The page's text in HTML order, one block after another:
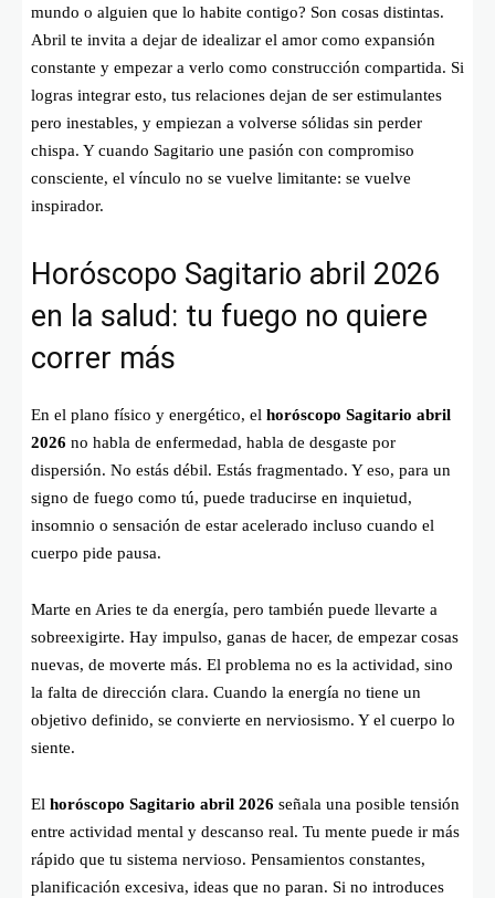
mundo o alguien que lo habite contigo? Son cosas distintas.
Abril te invita a dejar de idealizar el amor como expansión
constante y empezar a verlo como construcción compartida. Si
logras integrar esto, tus relaciones dejan de ser estimulantes
pero inestables, y empiezan a volverse sólidas sin perder
chispa. Y cuando Sagitario une pasión con compromiso
consciente, el vínculo no se vuelve limitante: se vuelve
inspirador.
Horóscopo Sagitario abril 2026
en la salud: tu fuego no quiere
correr más
En el plano físico y energético, el horóscopo Sagitario abril
2026 no habla de enfermedad, habla de desgaste por
dispersión. No estás débil. Estás fragmentado. Y eso, para un
signo de fuego como tú, puede traducirse en inquietud,
insomnio o sensación de estar acelerado incluso cuando el
cuerpo pide pausa.
Marte en Aries te da energía, pero también puede llevarte a
sobreexigirte. Hay impulso, ganas de hacer, de empezar cosas
nuevas, de moverte más. El problema no es la actividad, sino
la falta de dirección clara. Cuando la energía no tiene un
objetivo definido, se convierte en nerviosismo. Y el cuerpo lo
siente.
El horóscopo Sagitario abril 2026 señala una posible tensión
entre actividad mental y descanso real. Tu mente puede ir más
rápido que tu sistema nervioso. Pensamientos constantes,
planificación excesiva, ideas que no paran. Si no introduces